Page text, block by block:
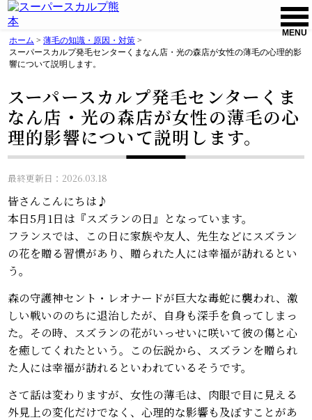
MENU
ホーム >薄毛の知識・原因・対策 >
スーパースカルプ発毛センターくまなん店・光の森店が女性の薄毛の心理的影
響について説明します。
スーパースカルプ発毛センターくま
なん店・光の森店が女性の薄毛の心
理的影響について説明します。
最終更新日：2026.03.18
皆さんこんにちは♪
本日5月1日は『スズランの日』となっています。
フランスでは、この日に家族や友人、先生などにスズラン
の花を贈る習慣があり、贈られた人には幸福が訪れるとい
う。
森の守護神セント・レオナードが巨大な毒蛇に襲われ、激
しい戦いののちに退治したが、自身も深手を負ってしまっ
た。その時、スズランの花がいっせいに咲いて彼の傷と心
を癒してくれたという。この伝説から、スズランを贈られ
た人には幸福が訪れるといわれているそうです。
さて話は変わりますが、女性の薄毛は、肉眼で目に見える
外見上の変化だけでなく、心理的な影響も及ぼすことがあ